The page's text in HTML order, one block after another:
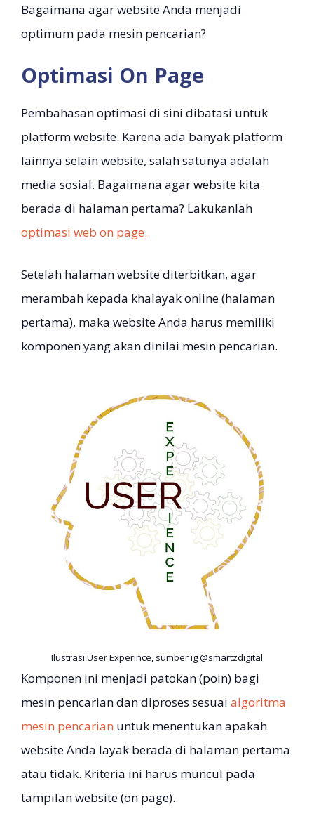
Bagaimana agar website Anda menjadi
optimum pada mesin pencarian?
Optimasi On Page
Pembahasan optimasi di sini dibatasi untuk
platform website. Karena ada banyak platform
lainnya selain website, salah satunya adalah
media sosial. Bagaimana agar website kita
berada di halaman pertama? Lakukanlah
optimasi web on page.
Setelah halaman website diterbitkan, agar
merambah kepada khalayak online (halaman
pertama), maka website Anda harus memiliki
komponen yang akan dinilai mesin pencarian.
Ilustrasi User Experince, sumber ig @smartzdigital
Komponen ini menjadi patokan (poin) bagi
mesin pencarian dan diproses sesuai algoritma
mesin pencarian untuk menentukan apakah
website Anda layak berada di halaman pertama
atau tidak. Kriteria ini harus muncul pada
tampilan website (on page).